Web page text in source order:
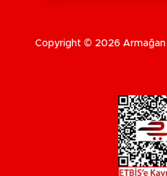
Copyright © 2026 Armağan